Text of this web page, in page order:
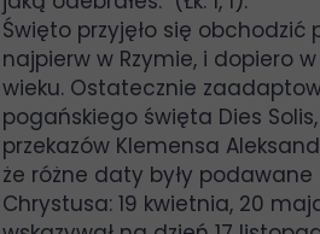
Święto przyjęło się obchodzić
najpierw w Rzymie, i dopiero
wieku. Ostatecznie
pogańskiego święta Dies Solis,
przekazów Klemensa
że różne daty były
Chrystusa: 19 kwietnia, 20